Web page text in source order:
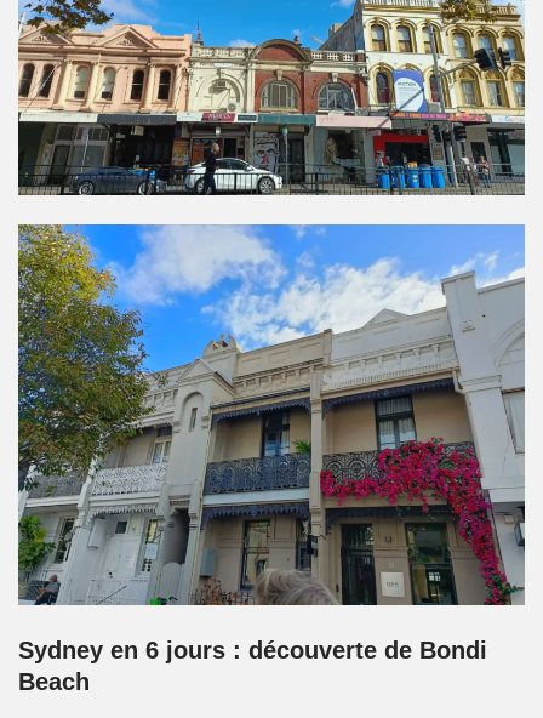
Sydney en 6 jours : découverte de Bondi
Beach